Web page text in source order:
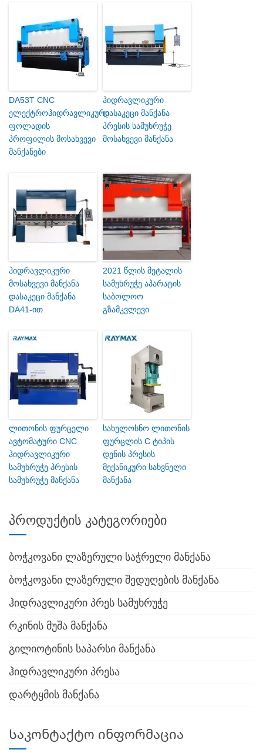
DA53T CNC
ელექტროჰიდრავლიკური
ფოლადის
პროფილის მოსახვევი
მანქანები
ჰიდრავლიკური
დასაკეცი მანქანა
პრესის სამუხრუჭე
მოსახვევი მანქანა
ჰიდრავლიკური
მოსახვევი მანქანა
დასაკეცი მანქანა
DA41-ით
2021 წლის მეტალის
სამუხრუჭე აპარატის
საბოლოო
გზამკვლევი
ლითონის ფურცელი
ავტომატური CNC
ჰიდრავლიკური
სამუხრუჭე პრესის
სამუხრუჭე მანქანა
სახელოსნო ლითონის
ფურცლის C ტიპის
დენის პრესის
მექანიკური სახვნელი
მანქანა
პროდუქტის კატეგორიები
ბოჭკოვანი ლაზერული საჭრელი მანქანა
ბოჭკოვანი ლაზერული შედუღების მანქანა
ჰიდრავლიკური პრეს სამუხრუჭე
რკინის მუშა მანქანა
გილიოტინის საპარსი მანქანა
ჰიდრავლიკური პრესა
დარტყმის მანქანა
Საკონტაქტო ინფორმაცია